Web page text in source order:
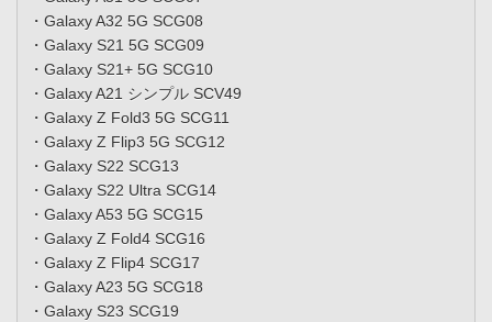
・Galaxy A32 5G SCG08
・Galaxy S21 5G SCG09
・Galaxy S21+ 5G SCG10
・Galaxy A21 シンプル SCV49
・Galaxy Z Fold3 5G SCG11
・Galaxy Z Flip3 5G SCG12
・Galaxy S22 SCG13
・Galaxy S22 Ultra SCG14
・Galaxy A53 5G SCG15
・Galaxy Z Fold4 SCG16
・Galaxy Z Flip4 SCG17
・Galaxy A23 5G SCG18
・Galaxy S23 SCG19